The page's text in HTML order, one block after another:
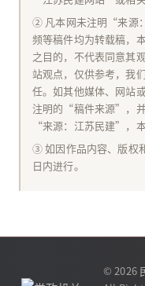
② 凡本网未注明“来源
频等稿件均为转载稿，
之目的，不代表同意其
站观点，仅供参考，我
任。如其他媒体、网站
注明的“稿件来源”，
“来源：江苏民建”，
③ 如因作品内容、版权
日内进行。
© 2026